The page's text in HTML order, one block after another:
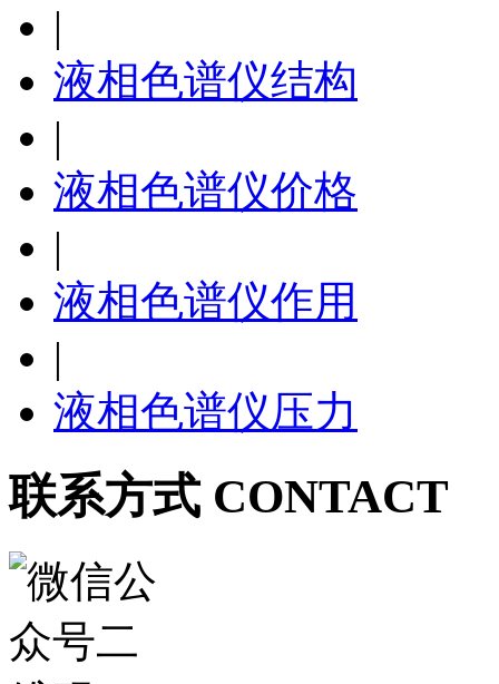
|
液相色谱仪结构
|
液相色谱仪价格
|
液相色谱仪作用
|
液相色谱仪压力
联系方式 CONTACT